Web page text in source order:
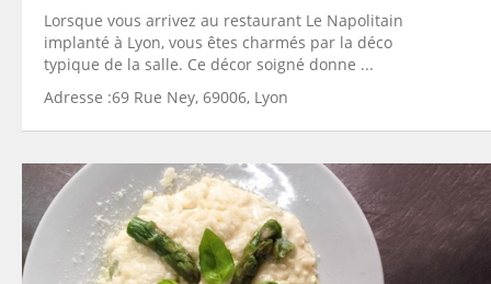
Lorsque vous arrivez au restaurant Le Napolitain
implanté à Lyon, vous êtes charmés par la déco
typique de la salle. Ce décor soigné donne ...
Adresse :69 Rue Ney, 69006, Lyon